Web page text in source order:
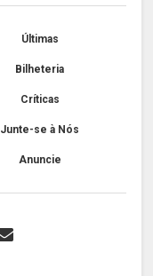
Últimas
Bilheteria
Críticas
Junte-se à Nós
Anuncie